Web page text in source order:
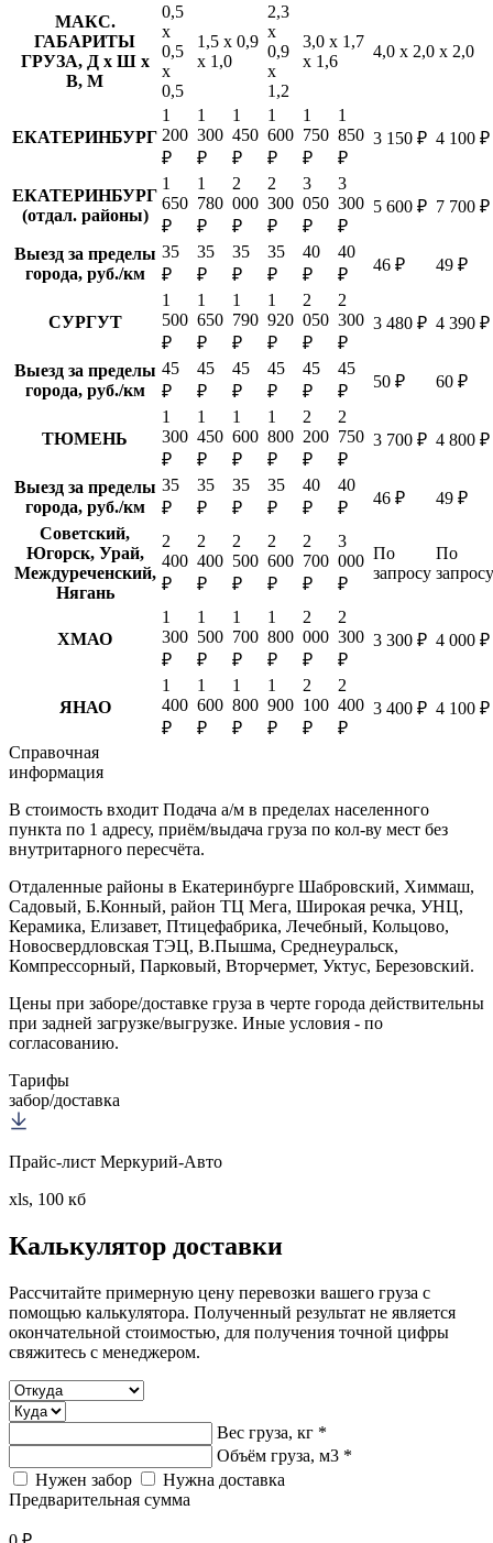
МАКС.
ГАБАРИТЫ
ГРУЗА, Д х Ш х
В, М
0,5
х
0,5
х
0,5
1,5 х 0,9
х 1,0
2,3
х
0,9
х
1,2
3,0 х 1,7
х 1,6
4,0 х 2,0 х 2,0
ЕКАТЕРИНБУРГ
1
200
₽
1
300
₽
1
450
₽
1
600
₽
1
750
₽
1
850
₽
3 150 ₽ 4 100 ₽
ЕКАТЕРИНБУРГ
(отдал. районы)
1
650
₽
1
780
₽
2
000
₽
2
300
₽
3
050
₽
3
300
₽
5 600 ₽ 7 700 ₽
Выезд за пределы
города, руб./км
35
₽
35
₽
35
₽
35
₽
40
₽
40
₽
46 ₽ 49 ₽
СУРГУТ
1
500
₽
1
650
₽
1
790
₽
1
920
₽
2
050
₽
2
300
₽
3 480 ₽ 4 390 ₽
Выезд за пределы
города, руб./км
45
₽
45
₽
45
₽
45
₽
45
₽
45
₽
50 ₽ 60 ₽
ТЮМЕНЬ
1
300
₽
1
450
₽
1
600
₽
1
800
₽
2
200
₽
2
750
₽
3 700 ₽ 4 800 ₽
Выезд за пределы
города, руб./км
35
₽
35
₽
35
₽
35
₽
40
₽
40
₽
46 ₽
49 ₽
Советский,
Югорск, Урай,
Междуреченский,
Нягань
2
400
₽
2
400
₽
2
500
₽
2
600
₽
2
700
₽
3
000
₽
По
запросу
По
запросу
ХМАО
1
300
₽
1
500
₽
1
700
₽
1
800
₽
2
000
₽
2
300
₽
3 300 ₽ 4 000 ₽
ЯНАО
1
400
₽
1
600
₽
1
800
₽
1
900
₽
2
100
₽
2
400
₽
3 400 ₽ 4 100 ₽
Справочная
информация
В стоимость входит Подача а/м в пределах населенного
пункта по 1 адресу, приём/выдача груза по кол-ву мест без
внутритарного пересчёта.
Отдаленные районы в Екатеринбурге Шабровский, Химмаш,
Садовый, Б.Конный, район ТЦ Мега, Широкая речка, УНЦ,
Керамика, Елизавет, Птицефабрика, Лечебный, Кольцово,
Новосвердловская ТЭЦ, В.Пышма, Среднеуральск,
Компрессорный, Парковый, Вторчермет, Уктус, Березовский.
Цены при заборе/доставке груза в черте города действительны
при задней загрузке/выгрузке. Иные условия - по
согласованию.
Тарифы
забор/доставка
Прайс-лист Меркурий-Авто
xls, 100 кб
Калькулятор доставки
Рассчитайте примерную цену перевозки вашего груза с
помощью калькулятора. Полученный результат не является
окончательной стоимостью, для получения точной цифры
свяжитесь с менеджером.
Вес груза, кг *
Объём груза, м3 *
Нужен забор
Нужна доставка
Предварительная сумма